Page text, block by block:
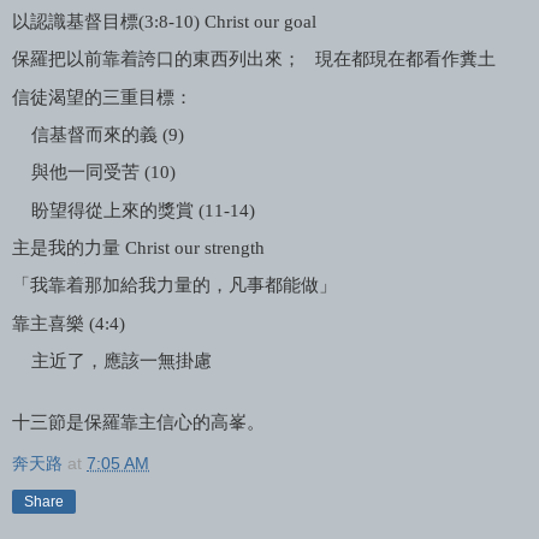
以認識基督目標(3:8-10) Christ our goal
保羅把以前靠着誇口的東西列出來；
現在都現在都看作糞土
信徒渴望的三重目標：
信基督而來的義 (9)
與他一同受苦 (10)
盼望得從上來的獎賞 (11-14)
主是我的力量 Christ our strength
「我靠着那加給我力量的，凡事都能做」
靠主喜樂 (4:4)
主近了，應該一無掛慮
十三節是保羅靠主信心的高峯。
奔天路 at 7:05 AM
Share